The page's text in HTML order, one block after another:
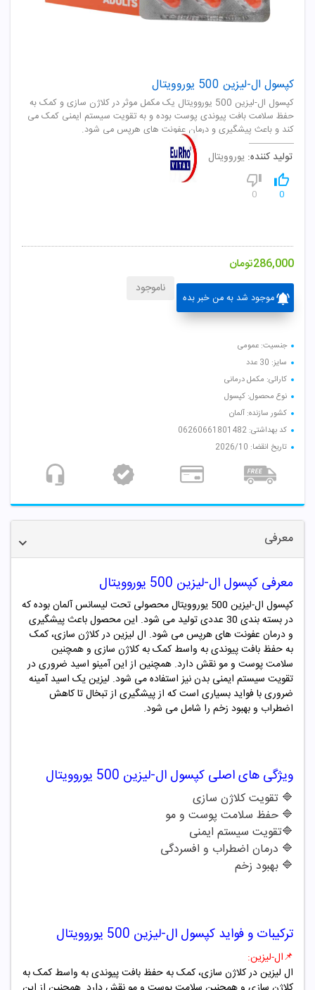
کپسول ال-لیزین 500 یوروویتال
کپسول ال-لیزین 500 یوروویتال یک مکمل موثر در کلاژن سازی و کمک به
حفظ سلامت بافت پیوندی پوست بوده و به تقویت سیستم ایمنی کمک می
کند و باعث پیشگیری و درمان عفونت های هرپس می شود.
تولید کننده: یوروویتال
0
0
286,000تومان
موجود شد به من خبر بده
ناموجود
جنسیت: عمومی
سایز: 30 عدد
کارائی: مکمل درمانی
نوع محصول: کپسول
کشور سازنده: آلمان
کد بهداشتی: 06260661801482
تاریخ انقضا: 2026/10
معرفی
معرفی کپسول ال-لیزین 500 یوروویتال
کپسول ال-لیزین 500 یوروویتال محصولی تحت لیسانس آلمان بوده که
در بسته بندی 30 عددی تولید می شود. این محصول باعث پیشگیری
و درمان عفونت های هرپس می شود. ال لیزین در کلاژن سازی، کمک
به حفظ بافت پیوندی به واسط کمک به کلاژن سازی و همچنین
سلامت پوست و مو نقش دارد. همچنین از این آمینو اسید ضروری در
تقویت سیستم ایمنی بدن نیز استفاده می شود. لیزین یک اسید آمینه
ضروری با فواید بسیاری است که از پیشگیری از تبخال تا کاهش
اضطراب و بهبود زخم را شامل می شود.
ویژگی های اصلی کپسول ال-لیزین 500 یوروویتال
🔷 تقویت کلاژن سازی
🔷 حفظ سلامت پوست و مو
🔷تقویت سیستم ایمنی
🔷 درمان اضطراب و افسردگی
🔷 بهبود زخم
ترکیبات و فواید کپسول ال-لیزین 500 یوروویتال
📌ال-لیزین:
ال لیزین در کلاژن سازی، کمک به حفظ بافت پیوندی به واسط کمک به